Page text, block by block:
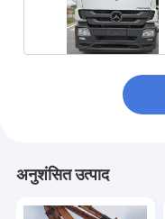
अनुशंसित उत्पाद